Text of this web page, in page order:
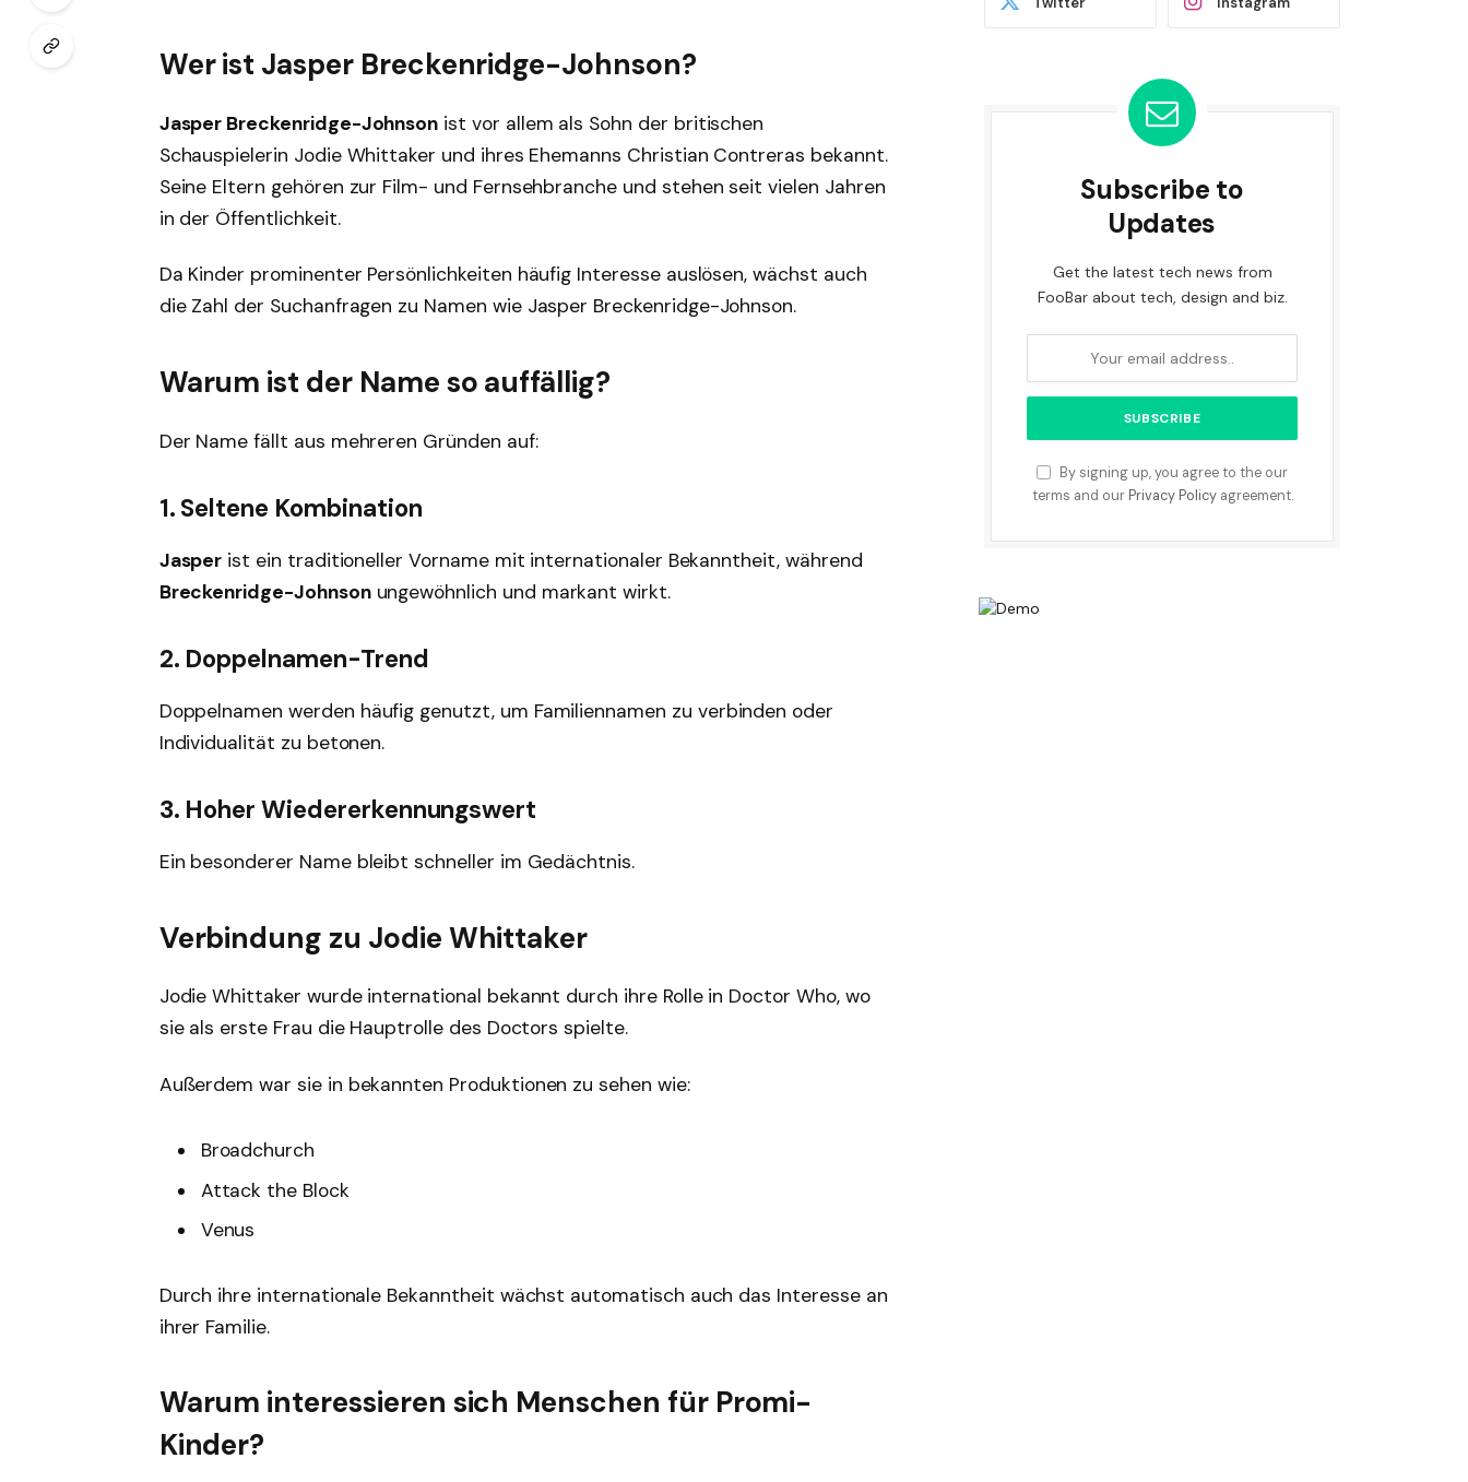
Wer ist Jasper Breckenridge-Johnson?
Jasper Breckenridge-Johnson ist vor allem als Sohn der britischen
Schauspielerin Jodie Whittaker und ihres Ehemanns Christian Contreras bekannt.
Seine Eltern gehören zur Film- und Fernsehbranche und stehen seit vielen Jahren
in der Öffentlichkeit.
Da Kinder prominenter Persönlichkeiten häufig Interesse auslösen, wächst auch
die Zahl der Suchanfragen zu Namen wie Jasper Breckenridge-Johnson.
Warum ist der Name so auffällig?
Der Name fällt aus mehreren Gründen auf:
1. Seltene Kombination
Jasper ist ein traditioneller Vorname mit internationaler Bekanntheit, während
Breckenridge-Johnsonungewöhnlich und markant wirkt.
2. Doppelnamen-Trend
Doppelnamen werden häufig genutzt, um Familiennamen zu verbinden oder
Individualität zu betonen.
3. Hoher Wiedererkennungswert
Ein besonderer Name bleibt schneller im Gedächtnis.
Verbindung zu Jodie Whittaker
Jodie Whittaker wurde international bekannt durch ihre Rolle in Doctor Who, wo
sie als erste Frau die Hauptrolle des Doctors spielte.
Außerdem war sie in bekannten Produktionen zu sehen wie:
Broadchurch
Attack the Block
Venus
Durch ihre internationale Bekanntheit wächst automatisch auch das Interesse an
ihrer Familie.
Warum interessieren sich Menschen für Promi-
Kinder?
Subscribe to
Updates
Get the latest tech news from
FooBar about tech, design and biz.
By signing up, you agree to the our
terms and our Privacy Policyagreement.